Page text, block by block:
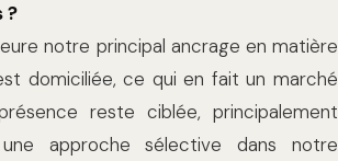
?
notre principal ancrage en matière
domiciliée, ce qui en fait un marché
reste ciblée, principalement
approche sélective dans notre